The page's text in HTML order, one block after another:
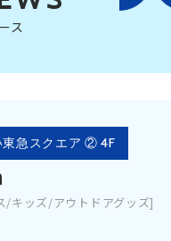
ス
東急スクエア ② 4F
/キッズ/アウトドアグッズ]